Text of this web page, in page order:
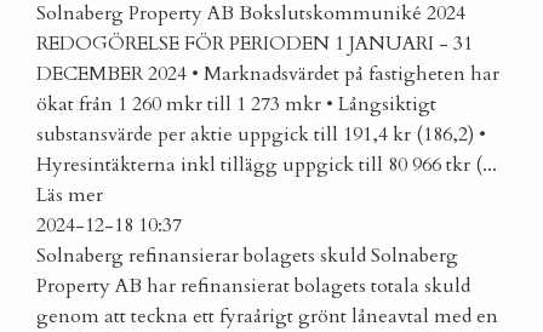
Solnaberg Property AB Bokslutskommuniké 2024
REDOGÖRELSE FÖR PERIODEN 1 JANUARI - 31
DECEMBER 2024 • Marknadsvärdet på fastigheten har
ökat från 1 260 mkr till 1 273 mkr • Långsiktigt
substansvärde per aktie uppgick till 191,4 kr (186,2) •
Hyresintäkterna inkl tillägg uppgick till 80 966 tkr (...
Läs mer
2024-12-18 10:37
Solnaberg refinansierar bolagets skuldSolnaberg
Property AB har refinansierat bolagets totala skuld
genom att teckna ett fyraårigt grönt låneavtal med en